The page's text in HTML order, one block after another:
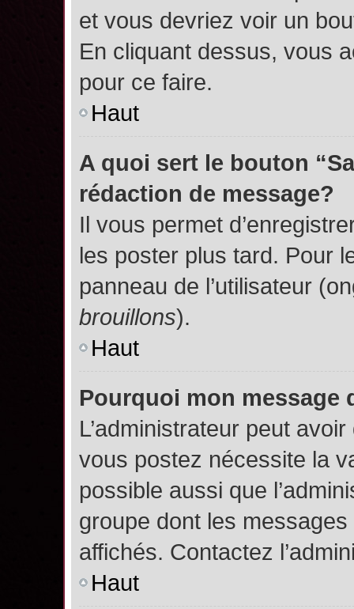
et vous devriez voir un
En cliquant dessus, vous
pour ce faire.
Haut
A quoi sert le bouton
rédaction de message?
Il vous permet
les poster plus tard. Pour
panneau de l’utilisateur
brouillons).
Haut
Pourquoi mon message
L’administrateur peut
vous postez nécessite la
possible aussi que
groupe dont les
affichés. Contactez
Haut